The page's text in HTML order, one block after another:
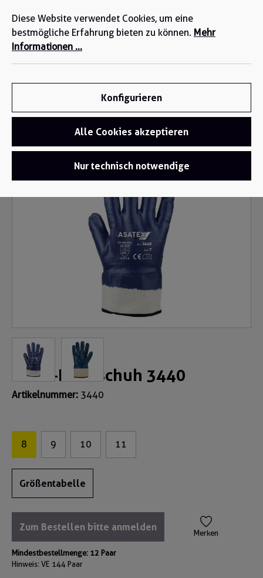
springen
Nitril-Handschuhe
Bildergalerie überspringen
Nitril-Handschuh 3440
Artikelnummer: 3440
8 9 10 11
Größentabelle
Zum Bestellen bitte anmelden Merken
Mindestbestellmenge: 12 Paar
Hinweis: VE 144 Paar
Diese Website verwendet Cookies, um eine
bestmögliche Erfahrung bieten zu können. Mehr
Informationen ...
Konfigurieren
Alle Cookies akzeptieren
Nur technisch notwendige